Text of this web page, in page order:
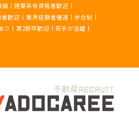
補
建築系有資格者歓迎
歓迎 業界経験者優遇
歩合制
り 第2新卒歓迎
若手が活躍